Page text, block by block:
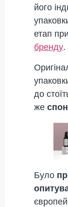
його
етап при
бренду.
до
же
Було